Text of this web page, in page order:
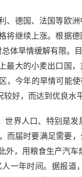
德国、法国等欧洲
将继续上涨。根据
体旱情缓解有限。
最大的小麦出口国
，今年的旱情可能
较好，而达到优良水
世界人口、特别是发
而届时要满足需要
外，用粮食生产汽
一年时间。据报道